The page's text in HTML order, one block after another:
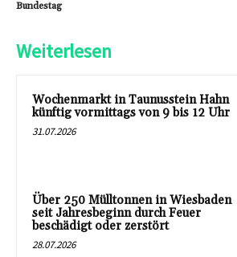
Bundestag
Weiterlesen
Wochenmarkt in Taunusstein Hahn
künftig vormittags von 9 bis 12 Uhr
31.07.2026
Über 250 Mülltonnen in Wiesbaden
seit Jahresbeginn durch Feuer
beschädigt oder zerstört
28.07.2026